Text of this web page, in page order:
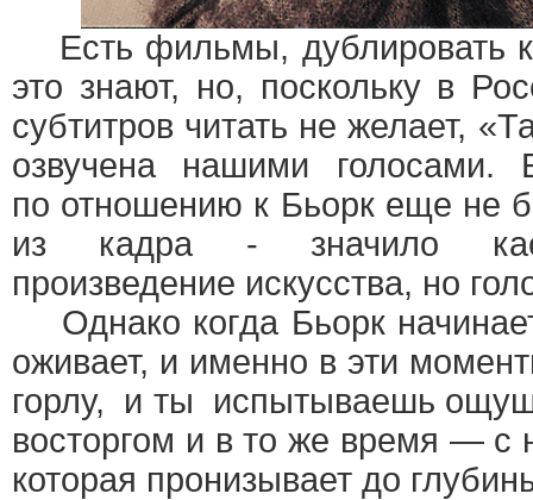
Есть фильмы, дублировать
это знают, но, поскольку в
субтитров читать не желает,
озвучена нашими голосами.
по отношению к Бьорк еще не
из кадра - значило
произведение искусства, но
Однако когда Бьорк
оживает, и именно в эти
горлу, и ты испытываешь
восторгом и в то же время — с
которая пронизывает до